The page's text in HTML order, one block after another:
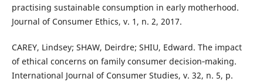
practising sustainable consumption in early motherhood.
Journal of Consumer Ethics, v. 1, n. 2, 2017.
CAREY, Lindsey; SHAW, Deirdre; SHIU, Edward. The impact
of ethical concerns on family consumer decision‐making.
International Journal of Consumer Studies, v. 32, n. 5, p.